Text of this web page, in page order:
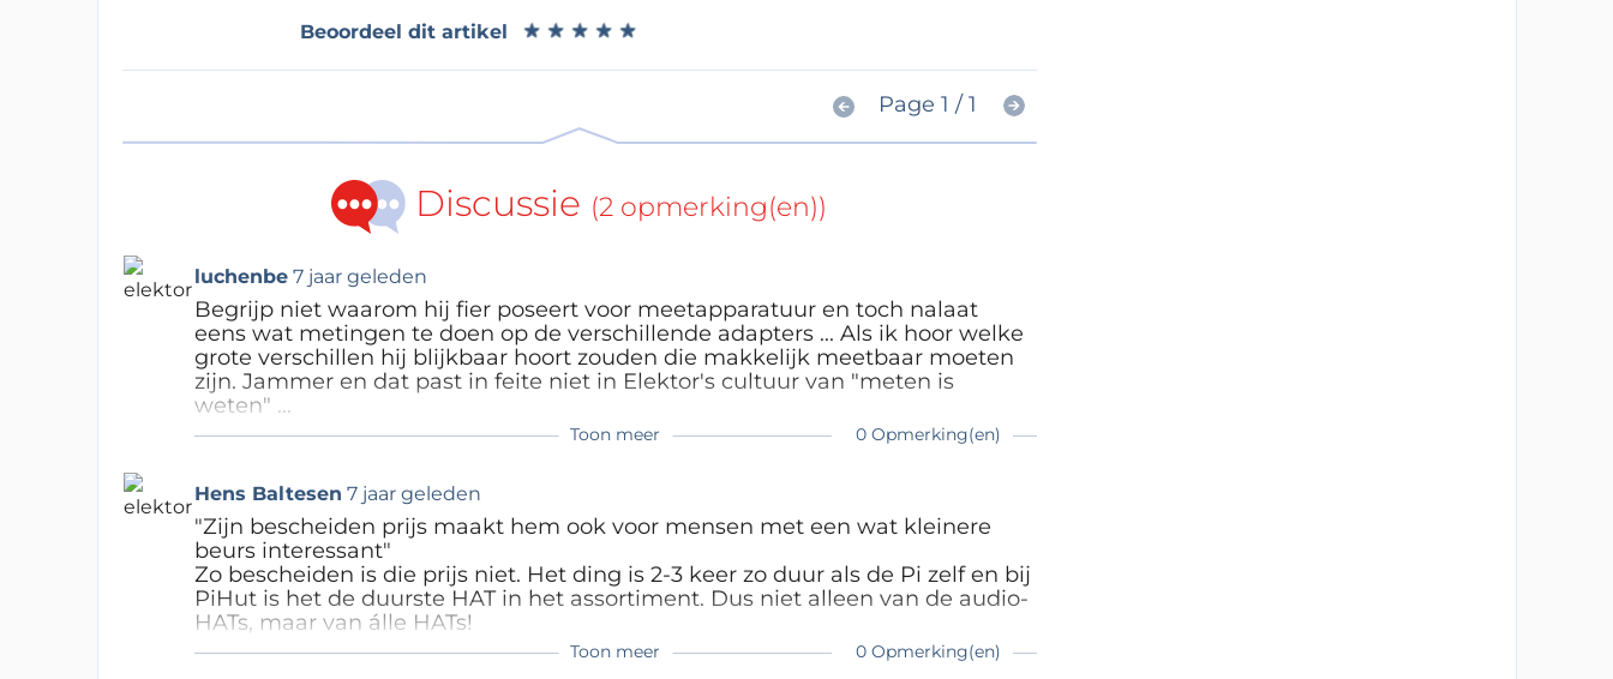
Beoordeel dit artikel ★ ★ ★ ★ ★
★ ★ ★ ★ ★
Page 1 / 1
Discussie (2 opmerking(en))
luchenbe 7 jaar geleden
Begrijp niet waarom hij fier poseert voor meetapparatuur en toch nalaat
eens wat metingen te doen op de verschillende adapters ... Als ik hoor welke
grote verschillen hij blijkbaar hoort zouden die makkelijk meetbaar moeten
zijn. Jammer en dat past in feite niet in Elektor's cultuur van "meten is
weten" ...
Antwoord Toon meer 0 Opmerking(en)
Hens Baltesen 7 jaar geleden
"Zijn bescheiden prijs maakt hem ook voor mensen met een wat kleinere
beurs interessant"
Zo bescheiden is die prijs niet. Het ding is 2-3 keer zo duur als de Pi zelf en bij
PiHut is het de duurste HAT in het assortiment. Dus niet alleen van de audio-
HATs, maar van álle HATs!
Antwoord Toon meer 0 Opmerking(en)